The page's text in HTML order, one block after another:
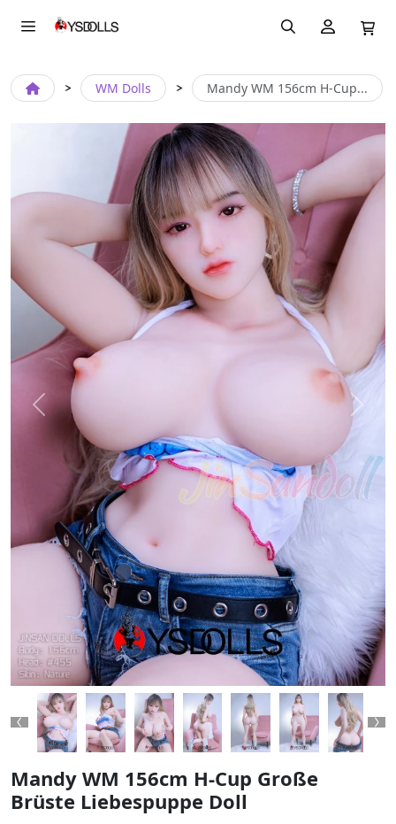
WM Dolls Mandy WM 156cm H-Cup...
Previous Next
Previous
Mandy WM 156cm H-Cup Große
Brüste Liebespuppe Doll